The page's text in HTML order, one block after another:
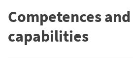
Competences and
capabilities